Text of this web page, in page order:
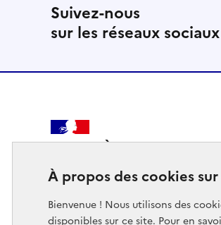
Suivez-nous
sur les réseaux sociaux
MINISTÈRE
DE LA JEUNESSE
DE LA VIE ASSOCIATIVE
À propos des cookies
Bienvenue ! Nous utilisons des
disponibles sur ce site. Pour en